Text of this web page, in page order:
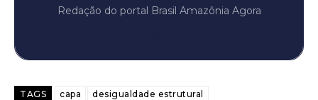
Redação do portal Brasil Amazônia Agora
TAGS capa
desigualdade estrutural